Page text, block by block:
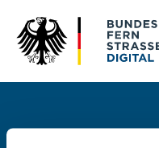
You are here: